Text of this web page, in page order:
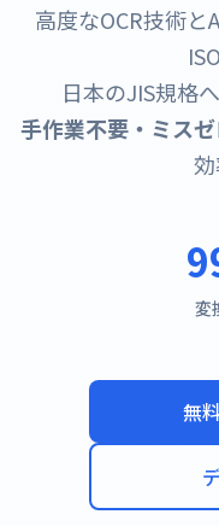
高度なOCR技術と
日本のJIS規格へ
手作業不要・ミス
変
無